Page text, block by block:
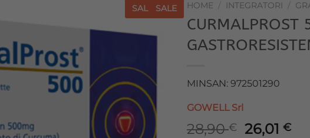
SALE SALE
Aggiungi
desideri
HOME / INTEGRATORI /
CURMALPROST
MINSAN: 972501290
GOWELL Srl
28,90€
Il
26,01€Il